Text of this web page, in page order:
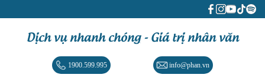
Dịch vụ nhanh chóng - Giá trị nhân văn
1900.599.995 info@phan.vn